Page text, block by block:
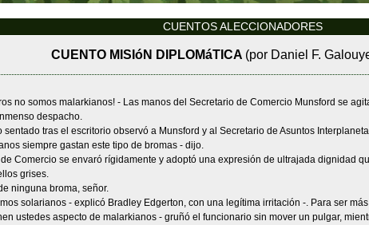
CUENTOS ALECCIONADORES
CUENTO MISIóN DIPLOMáTICA (por Daniel F.
no somos malarkianos! - Las manos del Secretario de Comercio Munsford se
despacho.
sentado tras el escritorio observó a Munsford y al Secretario de Asuntos
siempre gastan este tipo de bromas - dijo.
Comercio se envaró rígidamente y adoptó una expresión de ultrajada dignidad
grises.
ninguna broma, señor.
solarianos - explicó Bradley Edgerton, con una legítima irritación -. Para ser
ustedes aspecto de malarkianos - gruñó el funcionario sin mover un pulgar,